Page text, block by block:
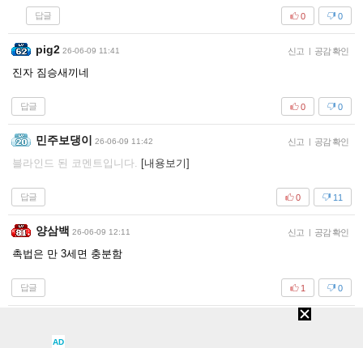
답글 0
0
pig2 26-06-09 11:41 신고 | 공감 확인
진자 짐승새끼네
답글 0
0
민주보댕이 26-06-09 11:42 신고 | 공감 확인
블라인드 된 코멘트입니다. [내용보기]
답글 11
0
양삼백 26-06-09 12:11 신고 | 공감 확인
촉법은 만 3세면 충분함
답글 0
1
신고 |
그냥 팔이나 다리에 총알 한발씩 박아줘야 하는데 ㅅㅂ
AD